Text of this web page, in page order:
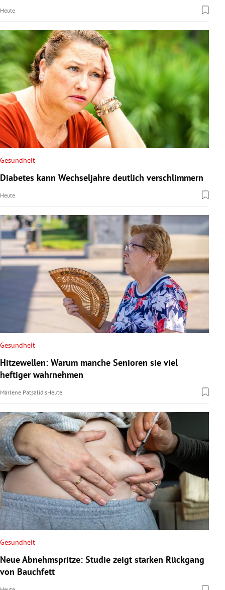
Heute
Gesundheit
Diabetes kann Wechseljahre deutlich verschlimmern
Heute
Gesundheit
Hitzewellen: Warum manche Senioren sie viel
heftiger wahrnehmen
Marlene PatsalidisHeute
Gesundheit
Neue Abnehmspritze: Studie zeigt starken Rückgang
von Bauchfett